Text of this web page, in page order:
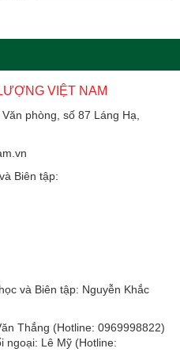
VIỆT NAM
phòng, số 87 Láng Hạ,
Biên tập:
và Biên tập: Nguyễn Khắc
Thắng (Hotline: 0969998822)
ngoại: Lê Mỹ (Hotline: